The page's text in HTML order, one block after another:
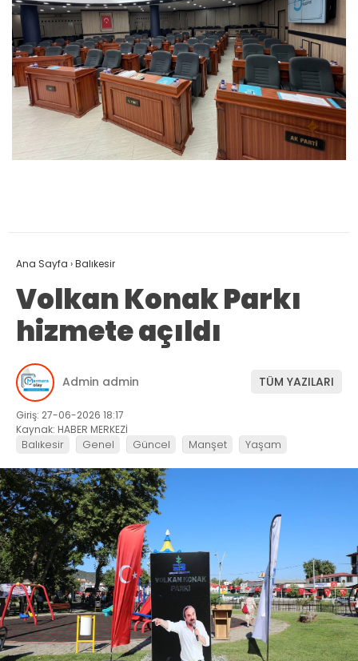
Ana Sayfa ›Balıkesir
Volkan Konak Parkı
hizmete açıldı
Admin admin TÜM YAZILARI
Giriş: 27-06-2026 18:17
Kaynak: HABER MERKEZİ
Balıkesir Genel Güncel Manşet Yaşam